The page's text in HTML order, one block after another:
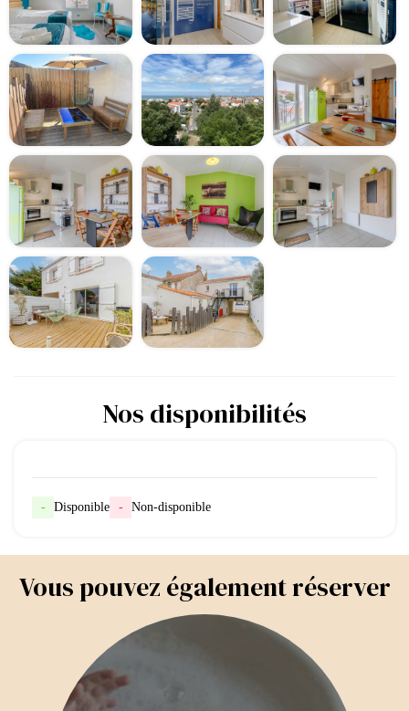
Nos disponibilités
- Disponible - Non-disponible
Vous pouvez également réserver